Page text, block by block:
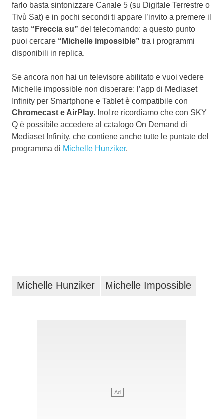
farlo basta sintonizzare Canale 5 (su Digitale Terrestre o
Tivù Sat) e in pochi secondi ti appare l’invito a premere il
tasto “Freccia su” del telecomando: a questo punto
puoi cercare “Michelle impossible” tra i programmi
disponibili in replica.
Se ancora non hai un televisore abilitato e vuoi vedere
Michelle impossible non disperare: l’app di Mediaset
Infinity per Smartphone e Tablet è compatibile con
Chromecast e AirPlay. Inoltre ricordiamo che con SKY
Q è possibile accedere al catalogo On Demand di
Mediaset Infinity, che contiene anche tutte le puntate del
programma di Michelle Hunziker.
Michelle Hunziker Michelle Impossible